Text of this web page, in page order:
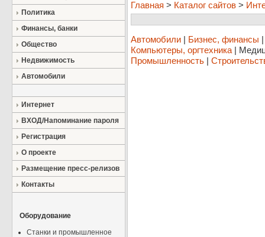
Политика
Финансы, банки
Общество
Недвижимость
Автомобили
Интернет
ВХОД/Напоминание пароля
Регистрация
О проекте
Размещение пресс-релизов
Контакты
Оборудование
Станки и промышленное
Главная > Каталог сайтов >
Автомобили | Бизнес, финансы
Компьютеры, оргтехника |
Промышленность |